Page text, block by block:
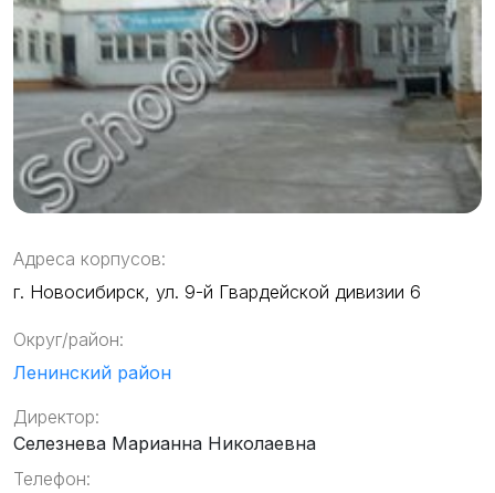
Адреса корпусов:
г. Новосибирск, ул. 9-й Гвардейской дивизии 6
Округ/район:
Ленинский район
Директор:
Селезнева Марианна Николаевна
Телефон: